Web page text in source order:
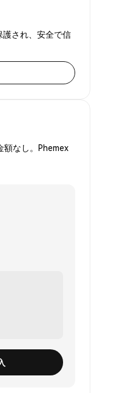
護され、安全で信
額なし。Phemex